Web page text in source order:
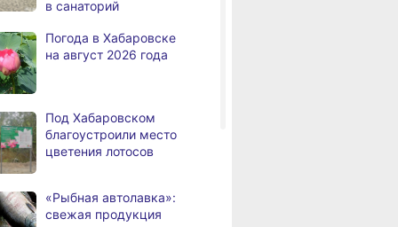
Хабаровского края
Дебаркадеры с памятными
именами начали строить
в Хабаровском крае
стабильная
высокотехнологичную
помощь получили более
12,5 тысячи человек
в санаторий
Погода в Хабаровске
на август 2026 года
Под Хабаровском
благоустроили место
цветения лотосов
«Рыбная автолавка»:
свежая продукция